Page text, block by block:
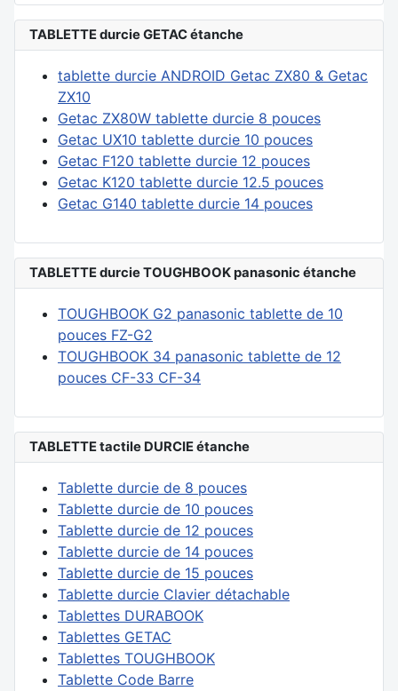
TABLETTE durcie GETAC étanche
tablette durcie ANDROID Getac ZX80 & Getac
ZX10
Getac ZX80W tablette durcie 8 pouces
Getac UX10 tablette durcie 10 pouces
Getac F120 tablette durcie 12 pouces
Getac K120 tablette durcie 12.5 pouces
Getac G140 tablette durcie 14 pouces
TABLETTE durcie TOUGHBOOK panasonic étanche
TOUGHBOOK G2 panasonic tablette de 10
pouces FZ-G2
TOUGHBOOK 34 panasonic tablette de 12
pouces CF-33 CF-34
TABLETTE tactile DURCIE étanche
Tablette durcie de 8 pouces
Tablette durcie de 10 pouces
Tablette durcie de 12 pouces
Tablette durcie de 14 pouces
Tablette durcie de 15 pouces
Tablette durcie Clavier détachable
Tablettes DURABOOK
Tablettes GETAC
Tablettes TOUGHBOOK
Tablette Code Barre